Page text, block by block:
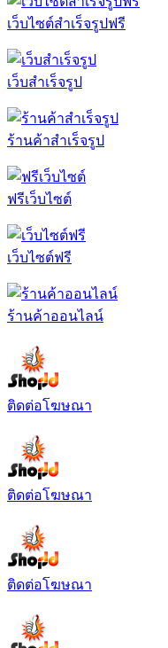
เว็บไซต์สำเร็จรูปฟรี
เว็บสำเร็จรูป
ร้านค้าสำเร็จรูป
ฟรีเว็บไซต์
เว็บไซต์ฟรี
ร้านค้าออนไลน์
ติดต่อโฆษณา
ติดต่อโฆษณา
ติดต่อโฆษณา